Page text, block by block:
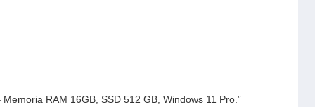
RAM 16GB, SSD 512 GB, Windows 11 Pro.”